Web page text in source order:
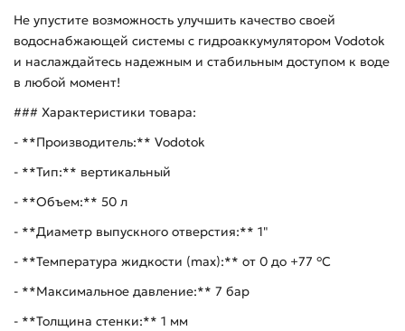
Не упустите возможность улучшить качество своей
водоснабжающей системы с гидроаккумулятором Vodotok
и наслаждайтесь надежным и стабильным доступом к воде
в любой момент!
### Характеристики товара:
- **Производитель:** Vodotok
- **Тип:** вертикальный
- **Объем:** 50 л
- **Диаметр выпускного отверстия:** 1"
- **Температура жидкости (max):** от 0 до +77 °C
- **Максимальное давление:** 7 бар
- **Толщина стенки:** 1 мм